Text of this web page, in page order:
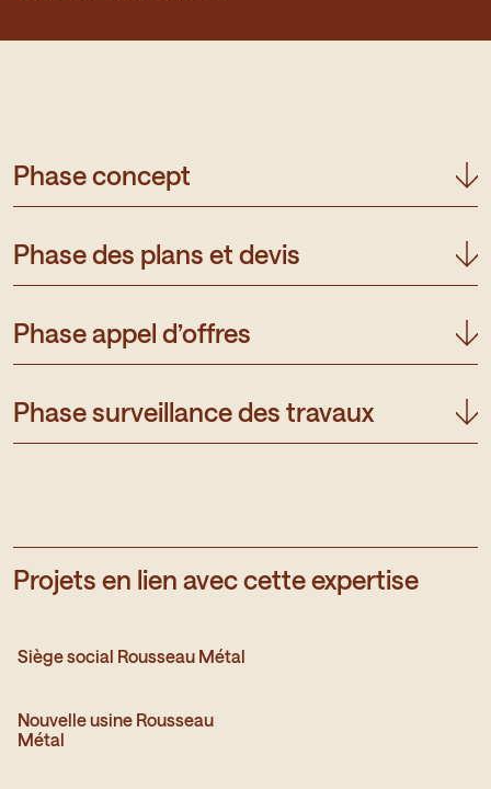
Phase concept
Phase des plans et devis
Phase appel d’offres
Phase surveillance des travaux
Projets en lien avec cette expertise
Siège social Rousseau Métal - Voir plus
Siège social Rousseau Métal
Nouvelle usine Rousseau Métal - Voir plus
Nouvelle usine Rousseau
Métal